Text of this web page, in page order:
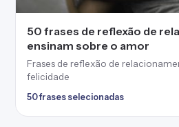
50 frases de reflexão de
ensinam sobre o amor
Frases de reflexão de
felicidade
50 frases selecionadas